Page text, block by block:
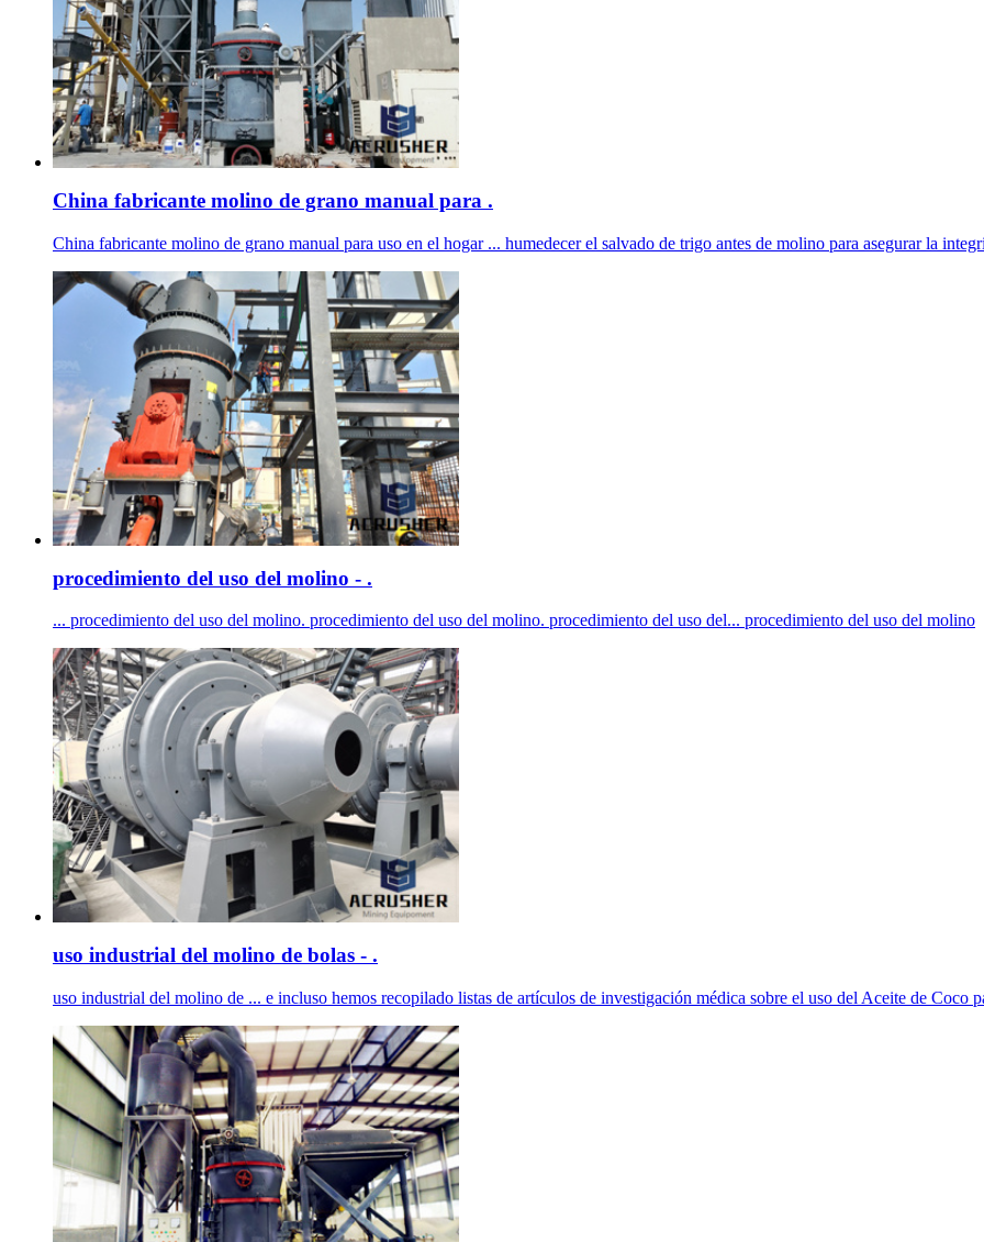
China fabricante molino de grano manual para .
China fabricante molino de grano manual para uso en el hogar ... humedecer el salvado de trigo antes de molino para asegurar la
procedimiento del uso del molino - .
... procedimiento del uso del molino. procedimiento del uso del molino. procedimiento del uso del... procedimiento del uso del molino
uso industrial del molino de bolas - .
uso industrial del molino de ... e incluso hemos recopilado listas de artículos de investigación médica sobre el uso del Aceite de Coco